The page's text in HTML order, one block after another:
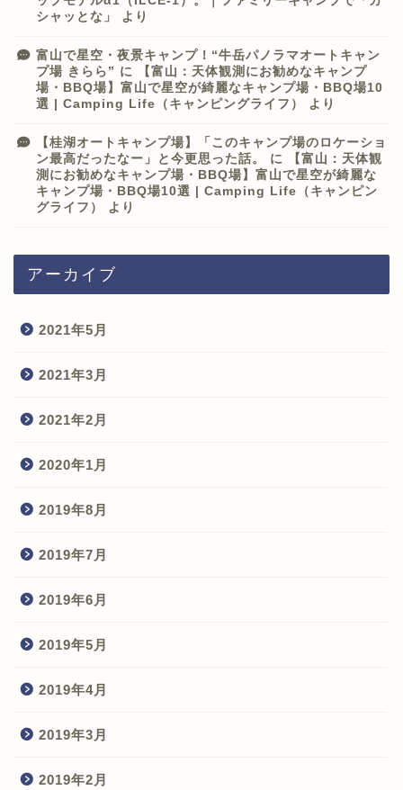
シャッとな」
より
富山で星空・夜景キャンプ！“牛岳パノラマオートキャン
プ場 きらら” に
【富山：天体観測にお勧めなキャンプ
場・BBQ場】富山で星空が綺麗なキャンプ場・BBQ場10
選 | Camping Life（キャンピングライフ）
より
【桂湖オートキャンプ場】「このキャンプ場のロケーショ
ン最高だったなー」と今更思った話。
に
【富山：天体観
測にお勧めなキャンプ場・BBQ場】富山で星空が綺麗な
キャンプ場・BBQ場10選 | Camping Life（キャンピン
グライフ）
より
アーカイブ
2021年5月
2021年3月
2021年2月
2020年1月
2019年8月
2019年7月
2019年6月
2019年5月
2019年4月
2019年3月
2019年2月